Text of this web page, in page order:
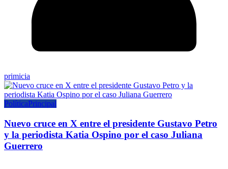
primicia
PolíticaPrincipal
Nuevo cruce en X entre el presidente Gustavo Petro
y la periodista Katia Ospino por el caso Juliana
Guerrero